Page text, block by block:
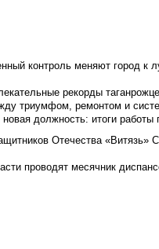
контроль меняют город к
рекорды
триумфом, ремонтом и
должность: итоги
Отечества «Витязь»
проводят месячник